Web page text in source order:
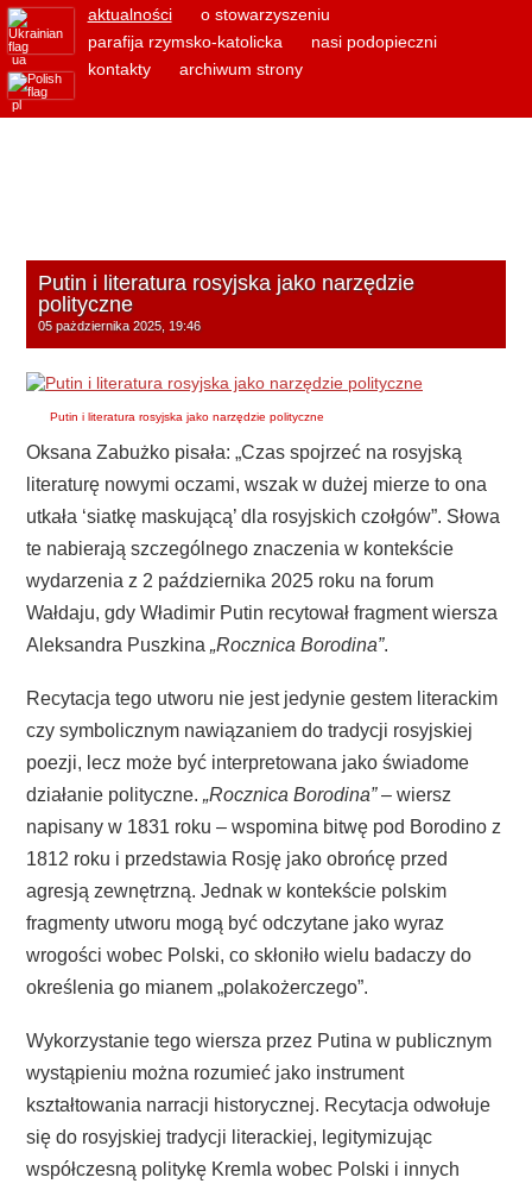
ua
pl
aktualności
o stowarzyszeniu
parafija rzymsko-katolicka
nasi podopieczni
kontakty
archiwum strony
Putin i literatura rosyjska jako narzędzie
polityczne
05 pażdziernika 2025, 19:46
Putin i literatura rosyjska jako narzędzie polityczne
Oksana Zabużko pisała: „Czas spojrzeć na rosyjską
literaturę nowymi oczami, wszak w dużej mierze to ona
utkała ‘siatkę maskującą’ dla rosyjskich czołgów”. Słowa
te nabierają szczególnego znaczenia w kontekście
wydarzenia z 2 października 2025 roku na forum
Wałdaju, gdy Władimir Putin recytował fragment wiersza
Aleksandra Puszkina „Rocznica Borodina”.
Recytacja tego utworu nie jest jedynie gestem literackim
czy symbolicznym nawiązaniem do tradycji rosyjskiej
poezji, lecz może być interpretowana jako świadome
działanie polityczne. „Rocznica Borodina”– wiersz
napisany w 1831 roku – wspomina bitwę pod Borodino z
1812 roku i przedstawia Rosję jako obrońcę przed
agresją zewnętrzną. Jednak w kontekście polskim
fragmenty utworu mogą być odczytane jako wyraz
wrogości wobec Polski, co skłoniło wielu badaczy do
określenia go mianem „polakożerczego”.
Wykorzystanie tego wiersza przez Putina w publicznym
wystąpieniu można rozumieć jako instrument
kształtowania narracji historycznej. Recytacja odwołuje
się do rosyjskiej tradycji literackiej, legitymizując
współczesną politykę Kremla wobec Polski i innych